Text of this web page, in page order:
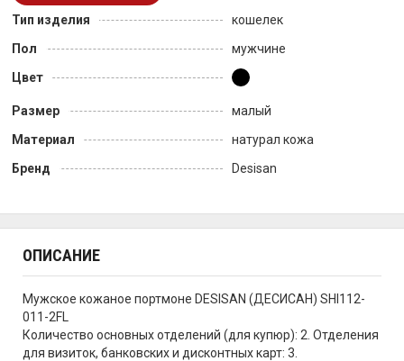
Тип изделия
кошелек
Пол
мужчине
Цвет
Размер
малый
Материал
натурал кожа
Бренд
Desisan
ОПИСАНИЕ
Мужское кожаное портмоне DESISAN (ДЕСИСАН) SHI112-
011-2FL
Количество основных отделений (для купюр): 2. Отделения
для визиток, банковских и дисконтных карт: 3.